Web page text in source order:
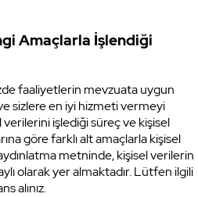
Amaçlarla İşlendiği
faaliyetlerin mevzuata uygun
sizlere en iyi hizmeti vermeyi
verilerini işlediği süreç ve kişisel
göre farklı alt amaçlarla kişisel
metninde, kişisel verilerin
olarak yer almaktadır. Lütfen ilgili
alınız.